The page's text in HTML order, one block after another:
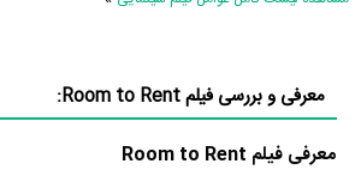
معرفی و بررسی فیلم Room to Rent:
معرفی فیلم Room to Rent